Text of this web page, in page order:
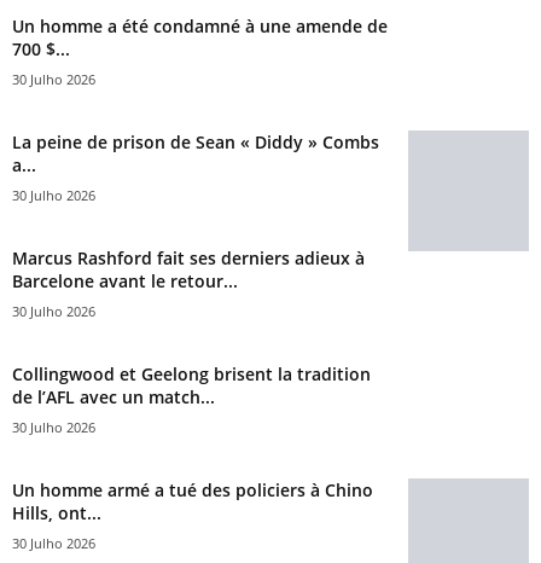
Un homme a été condamné à une amende de
700 $...
30 Julho 2026
La peine de prison de Sean « Diddy » Combs
a...
30 Julho 2026
Marcus Rashford fait ses derniers adieux à
Barcelone avant le retour...
30 Julho 2026
Collingwood et Geelong brisent la tradition
de l’AFL avec un match...
30 Julho 2026
Un homme armé a tué des policiers à Chino
Hills, ont...
30 Julho 2026